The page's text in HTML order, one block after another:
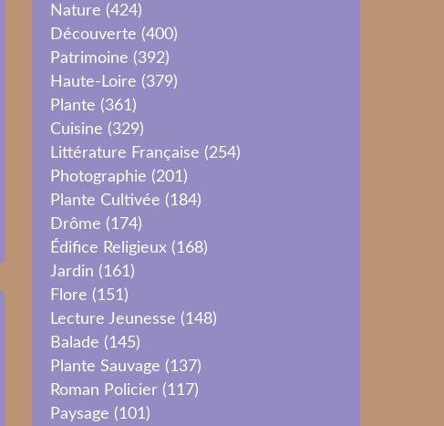
Nature (424)
Découverte (400)
Patrimoine (392)
Haute-Loire (379)
Plante (361)
Cuisine (329)
Littérature Française (254)
Photographie (201)
Plante Cultivée (184)
Drôme (174)
Édifice Religieux (168)
Jardin (161)
Flore (151)
Lecture Jeunesse (148)
Balade (145)
Plante Sauvage (137)
Roman Policier (117)
Paysage (101)